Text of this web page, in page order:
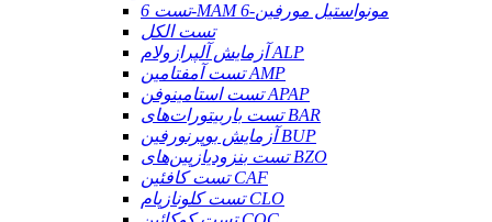
تست 6-MAM 6-مونواستیل مورفین
تست الکل
آزمایش آلپرازولام ALP
تست آمفتامین AMP
تست استامینوفن APAP
تست باربیتورات‌های BAR
آزمایش بوپرنورفین BUP
تست بنزودیازپین‌های BZO
تست کافئین CAF
تست کلونازپام CLO